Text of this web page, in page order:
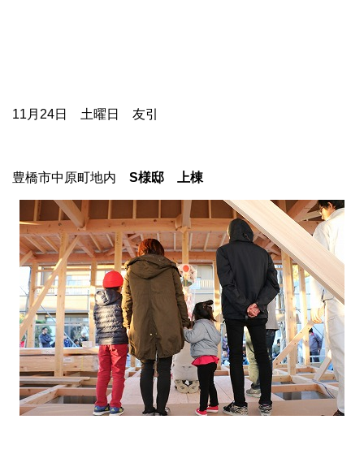
11月24日 土曜日 友引
豊橋市中原町地内 S様邸 上棟